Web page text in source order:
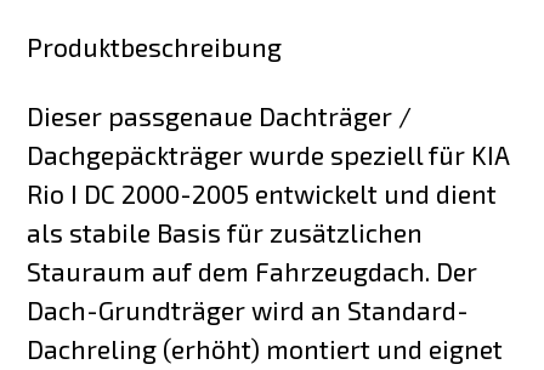
Produktbeschreibung
Dieser passgenaue Dachträger /
Dachgepäckträger wurde speziell für KIA
Rio I DC 2000-2005 entwickelt und dient
als stabile Basis für zusätzlichen
Stauraum auf dem Fahrzeugdach. Der
Dach-Grundträger wird an Standard-
Dachreling (erhöht) montiert und eignet